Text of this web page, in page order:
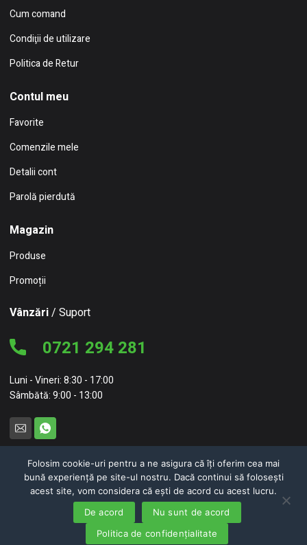
Cum comand
Condiţii de utilizare
Politica de Retur
Contul meu
Favorite
Comenzile mele
Detalii cont
Parolă pierdută
Magazin
Produse
Promoții
Vânzări/ Suport
0721 294 281
Luni - Vineri: 8:30 - 17:00
Sâmbătă: 9:00 - 13:00
© 2026 NC Concept – NEW CONCEPT HOME FURNITURE SRL
Politici de confidențialitate
Politici de cookie-uri
Folosim cookie-uri pentru a ne asigura că îți oferim cea mai
bună experiență pe site-ul nostru. Dacă continui să folosești
acest site, vom considera că ești de acord cu acest lucru.
De acord
Nu sunt de acord
Politica de confidențialitate